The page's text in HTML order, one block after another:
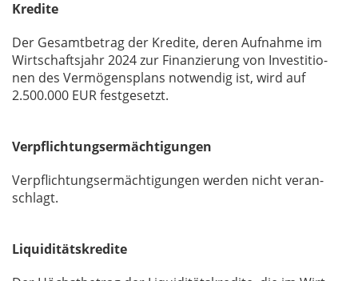
Kredite
Der Ge­samt­be­trag der Kre­di­te, de­ren Auf­nah­me im
Wirt­schafts­jahr 2024 zur Fi­nan­zie­rung von In­ves­ti­tio­
nen des Ver­mö­gens­plans not­wen­dig ist, wird auf
2.500.000 EUR fest­ge­setzt.
Verpflichtungsermächtigungen
Ver­pflich­tungs­er­mäch­ti­gun­gen wer­den nicht ver­an­
schlagt.
Liquiditätskredite